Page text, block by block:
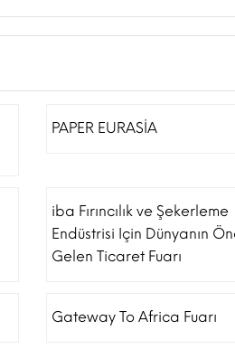
PAPER EURASİA
iba Fırıncılık ve Şekerleme
Endüstrisi Için Dünyanın
Gelen Ticaret Fuarı
Gateway To Africa Fuarı